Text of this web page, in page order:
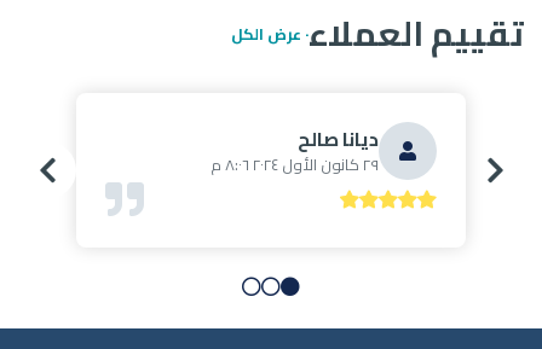
تقييم العملاء· عرض الكل
ديانا صالح
٢٩ كانون الأول ٢٠٢٤ ٨:٠٦ م